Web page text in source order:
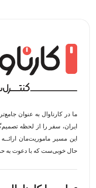
ما در کارناوال به عنوان
ایران، سفر را از لحظه‌
این مسیر‍ ماموریت‌مان
حال خوبی‌ست که با دعوت به